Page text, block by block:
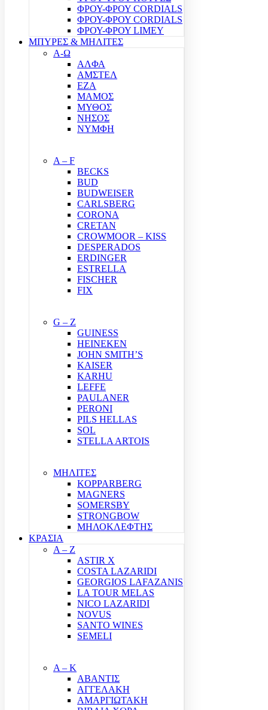
ΦΡΟΥ-ΦΡΟΥ CORDIALS
ΦΡΟΥ-ΦΡΟΥ CORDIALS
ΦΡΟΥ-ΦΡΟΥ LIMEY
ΜΠΥΡΕΣ & ΜΗΛΙΤΕΣ
Α-Ω
ΑΛΦΑ
ΑΜΣΤΕΛ
ΕΖΑ
ΜΑΜΟΣ
ΜΥΘΟΣ
ΝΗΣΟΣ
ΝΥΜΦΗ
A – F
BECKS
BUD
BUDWEISER
CARLSBERG
CORONA
CRETAN
CROWMOOR – KISS
DESPERADOS
ERDINGER
ESTRELLA
FISCHER
FIX
G – Z
GUINESS
HEINEKEN
JOHN SMITH’S
KAISER
KARHU
LEFFE
PAULANER
PERONI
PILS HELLAS
SOL
STELLA ARTOIS
ΜΗΛΙΤΕΣ
KOPPARBERG
MAGNERS
SOMERSBY
STRONGBOW
ΜΗΛΟΚΛΕΦΤΗΣ
ΚΡΑΣΙΑ
A – Z
ASTIR X
COSTA LAZARIDI
GEORGIOS LAFAZANIS
LA TOUR MELAS
NICO LAZARIDI
NOVUS
SANTO WINES
SEMELI
Α – Κ
ΑΒΑΝΤΙΣ
ΑΓΓΕΛΑΚΗ
ΑΜΑΡΓΙΩΤΑΚΗ